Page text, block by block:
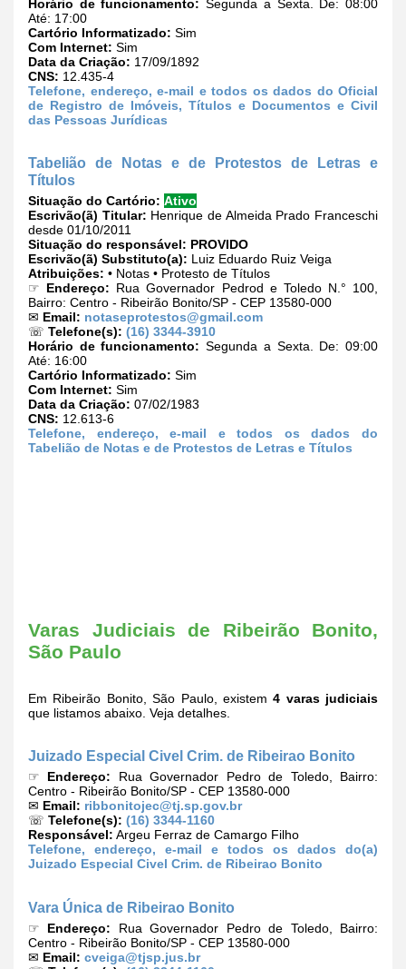
Horário de funcionamento: Segunda a Sexta. De: 08:00
Até: 17:00
Cartório Informatizado: Sim
Com Internet: Sim
Data da Criação: 17/09/1892
CNS: 12.435-4
Telefone, endereço, e-mail e todos os dados do Oficial
de Registro de Imóveis, Títulos e Documentos e Civil
das Pessoas Jurídicas
Tabelião de Notas e de Protestos de Letras e
Títulos
Situação do Cartório: Ativo
Escrivão(ã) Titular: Henrique de Almeida Prado Franceschi
desde 01/10/2011
Situação do responsável: PROVIDO
Escrivão(ã) Substituto(a): Luiz Eduardo Ruiz Veiga
Atribuições: • Notas • Protesto de Títulos
☞ Endereço: Rua Governador Pedrod e Toledo N.° 100,
Bairro: Centro - Ribeirão Bonito/SP - CEP 13580-000
✉ Email: notaseprotestos@gmail.com
☏ Telefone(s): (16) 3344-3910
Horário de funcionamento: Segunda a Sexta. De: 09:00
Até: 16:00
Cartório Informatizado: Sim
Com Internet: Sim
Data da Criação: 07/02/1983
CNS: 12.613-6
Telefone, endereço, e-mail e todos os dados do
Tabelião de Notas e de Protestos de Letras e Títulos
Varas Judiciais de Ribeirão Bonito,
São Paulo
Em Ribeirão Bonito, São Paulo, existem4 varas judiciais
que listamos abaixo. Veja detalhes.
Juizado Especial Civel Crim. de Ribeirao Bonito
☞ Endereço: Rua Governador Pedro de Toledo, Bairro:
Centro - Ribeirão Bonito/SP - CEP 13580-000
✉ Email: ribbonitojec@tj.sp.gov.br
☏ Telefone(s): (16) 3344-1160
Responsável: Argeu Ferraz de Camargo Filho
Telefone, endereço, e-mail e todos os dados do(a)
Juizado Especial Civel Crim. de Ribeirao Bonito
Vara Única de Ribeirao Bonito
☞ Endereço: Rua Governador Pedro de Toledo, Bairro:
Centro - Ribeirão Bonito/SP - CEP 13580-000
✉ Email: cveiga@tjsp.jus.br